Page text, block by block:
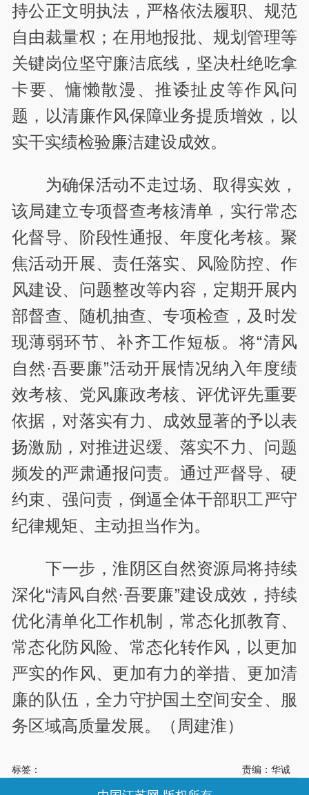
持公正文明执法，严格依法履职、规范
自由裁量权；在用地报批、规划管理等
关键岗位坚守廉洁底线，坚决杜绝吃拿
卡要、慵懒散漫、推诿扯皮等作风问
题，以清廉作风保障业务提质增效，以
实干实绩检验廉洁建设成效。
为确保活动不走过场、取得实效，
该局建立专项督查考核清单，实行常态
化督导、阶段性通报、年度化考核。聚
焦活动开展、责任落实、风险防控、作
风建设、问题整改等内容，定期开展内
部督查、随机抽查、专项检查，及时发
现薄弱环节、补齐工作短板。将“清风
自然·吾要廉”活动开展情况纳入年度绩
效考核、党风廉政考核、评优评先重要
依据，对落实有力、成效显著的予以表
扬激励，对推进迟缓、落实不力、问题
频发的严肃通报问责。通过严督导、硬
约束、强问责，倒逼全体干部职工严守
纪律规矩、主动担当作为。
下一步，淮阴区自然资源局将持续
深化“清风自然·吾要廉”建设成效，持续
优化清单化工作机制，常态化抓教育、
常态化防风险、常态化转作风，以更加
严实的作风、更加有力的举措、更加清
廉的队伍，全力守护国土空间安全、服
务区域高质量发展。（周建淮）
标签： 责编：华诚